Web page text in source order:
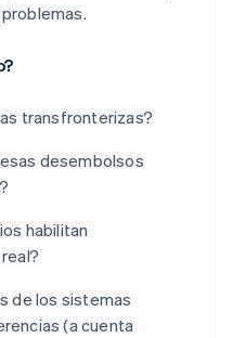
transfronterizas?
desembolsos
habilitan
de los sistemas
(a cuenta